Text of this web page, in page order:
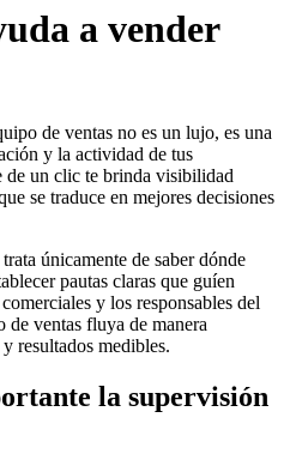
a vender
de ventas no es un lujo, es una
y la actividad de tus
de un clic te brinda visibilidad
se traduce en mejores decisiones
trata únicamente de saber dónde
pautas claras que guíen
y los responsables del
de ventas fluya de manera
resultados medibles.
la supervisión